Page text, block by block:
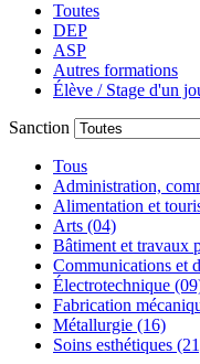
Toutes
DEP
ASP
Autres formations
Élève / Stage d'un
Sanction
Tous
Administration,
Alimentation et
Arts (04)
Bâtiment et travaux
Communications et
Électrotechnique
Fabrication
Métallurgie (16)
Soins esthétiques